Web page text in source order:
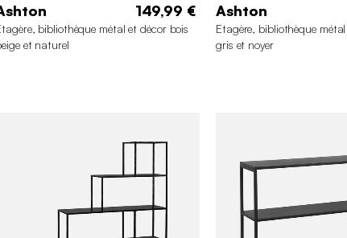
149,99 €
bibliothèque métal et décor bois
et naturel
Ashton
Etagère, bibliothèque
gris et noyer